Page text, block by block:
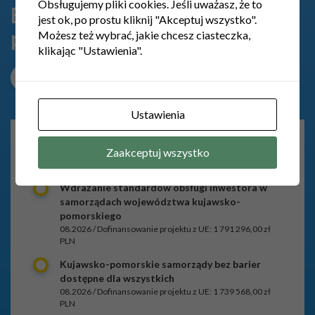
Brak aktualnie realizowanych
projektów
PROJEKTY ZAKOŃCZONE
Wdrażanie standardów obsługi inwestora w
samorządach województwa kujawsko-
pomorskiego
08.2026 / Dofinansowanie projektu z UE: 1 791 296,00 zł
PLN
Kujawsko-pomorskie samorządy bez barier
dostępne dla wszystkich
08.2026 / Dofinansowanie projektu z UE: 1 739 568,00 zł
PLN
3
ZAKOŃCZONE
PROJEKTY
Obsługujemy pliki cookies. Jeśli uważasz, że to
jest ok, po prostu kliknij "Akceptuj wszystko".
Możesz też wybrać, jakie chcesz ciasteczka,
klikając "Ustawienia".
Ustawienia
Zaakceptuj wszystko